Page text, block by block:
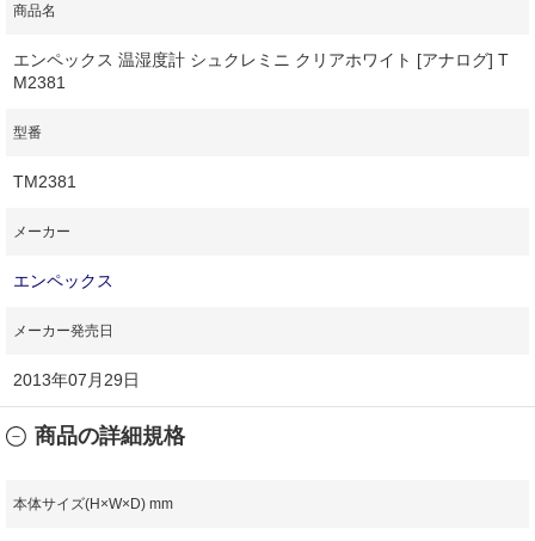
商品名
エンペックス 温湿度計 シュクレミニ クリアホワイト [アナログ] T
M2381
型番
TM2381
メーカー
エンペックス
メーカー発売日
2013年07月29日
商品の詳細規格
本体サイズ(H×W×D) mm